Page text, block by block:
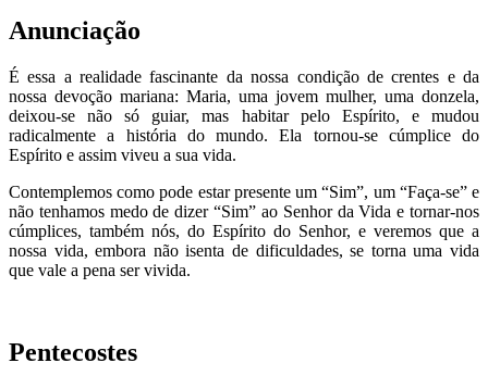
Anunciação
É essa a realidade fascinante da nossa condição de crentes e da
nossa devoção mariana: Maria, uma jovem mulher, uma donzela,
deixou-se não só guiar, mas habitar pelo Espírito, e mudou
radicalmente a história do mundo. Ela tornou-se cúmplice do
Espírito e assim viveu a sua vida.
Contemplemos como pode estar presente um “Sim”, um “Faça-se” e
não tenhamos medo de dizer “Sim” ao Senhor da Vida e tornar-nos
cúmplices, também nós, do Espírito do Senhor, e veremos que a
nossa vida, embora não isenta de dificuldades, se torna uma vida
que vale a pena ser vivida.
Pentecostes